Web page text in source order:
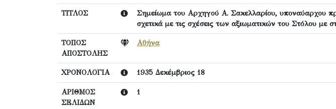
ΤΙΤΛΟΣ
Σημείωμα του Αρχηγού Α. Σακελλαρίου, υποναύαρχου
σχετικά με τις σχέσεις των αξιωματικών του Στόλου με
ΤΟΠΟΣ
ΑΠΟΣΤΟΛΗΣ
Αθήνα
ΧΡΟΝΟΛΟΓΙΑ 1935 Δεκέμβριος 18
ΑΡΙΘΜΟΣ
ΣΕΛΙΔΩΝ
1